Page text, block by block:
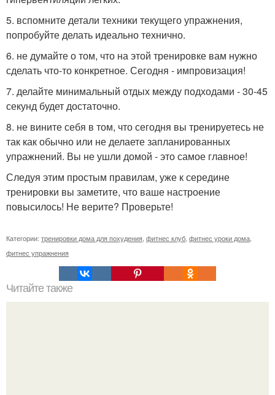
5. вспомните детали техники текущего упражнения,
попробуйте делать идеально технично.
6. не думайте о том, что на этой тренировке вам нужно
сделать что-то конкретное. Сегодня - импровизация!
7. делайте минимальный отдых между подходами - 30-45
секунд будет достаточно.
8. не вините себя в том, что сегодня вы тренируетесь не
так как обычно или не делаете запланированных
упражнений. Вы не ушли домой - это самое главное!
Следуя этим простым правилам, уже к середине
тренировки вы заметите, что ваше настроение
повысилось! Не верите? Проверьте!
Категории: тренировки дома для похудения фитнес клуб фитнес уроки дома
фитнес упражнения
Читайте также